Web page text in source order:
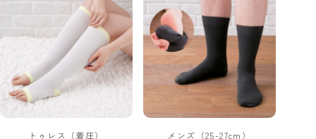
トゥレス（着圧） メンズ（25-27cm）